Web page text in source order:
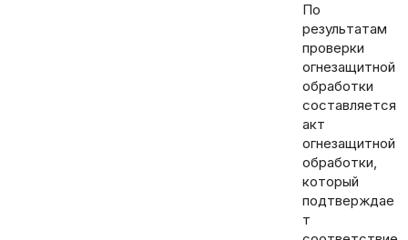
По
результатам
проверки
огнезащитной
обработки
составляется
акт
огнезащитной
обработки,
который
подтверждае
т